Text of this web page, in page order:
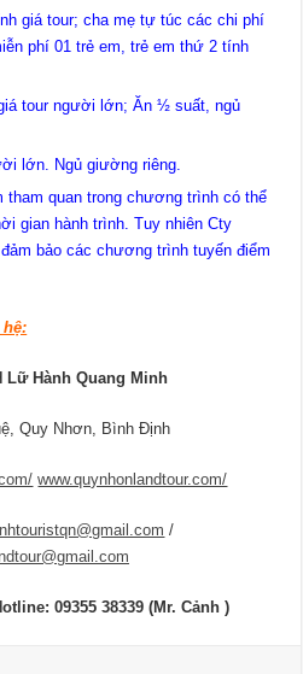
giá tour; cha mẹ tự túc các chi phí
phí 01 trẻ em, trẻ em thứ 2 tính
tour người lớn; Ăn ½ suất, ngủ
lớn. Ngủ giường riêng.
quan trong chương trình có thể
gian hành trình. Tuy nhiên Cty
bảo các chương trình tuyến điểm
Lữ Hành Quang Minh
Quy Nhơn, Bình Định
www.quynhonlandtour.com/
/
09355 38339(Mr. Cảnh )